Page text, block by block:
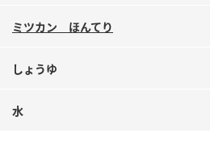
業務用サイト
ミツカン ほんてり
しょうゆ
水